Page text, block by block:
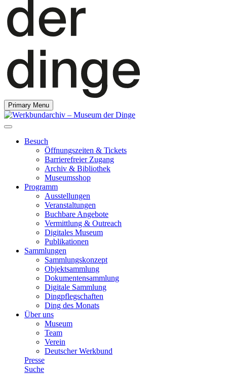
Primary Menu
Besuch
Öffnungszeiten & Tickets
Barrierefreier Zugang
Archiv & Bibliothek
Museumsshop
Programm
Ausstellungen
Veranstaltungen
Buchbare Angebote
Vermittlung & Outreach
Digitales Museum
Publikationen
Sammlungen
Sammlungskonzept
Objektsammlung
Dokumentensammlung
Digitale Sammlung
Dingpflegschaften
Ding des Monats
Über uns
Museum
Team
Verein
Deutscher Werkbund
Presse
Suche